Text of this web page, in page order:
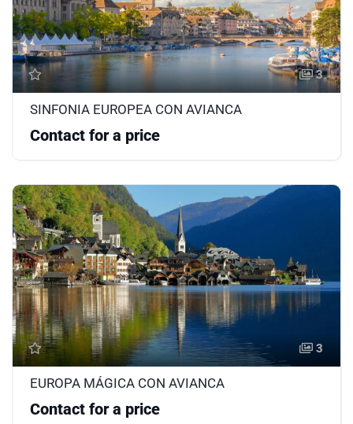
3
SINFONIA EUROPEA CON AVIANCA
Contact for a price
3
EUROPA MÁGICA CON AVIANCA
Contact for a price